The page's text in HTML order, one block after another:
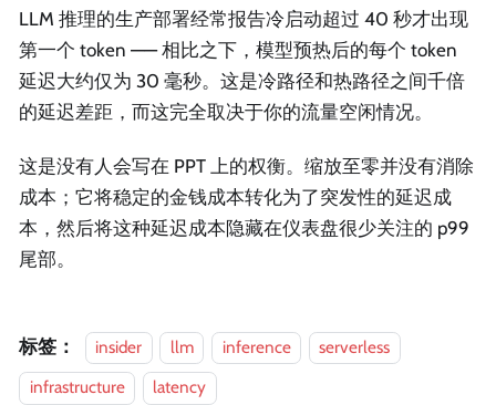
LLM 推理的生产部署经常报告冷启动超过 40 秒才出现
第一个 token —— 相比之下，模型预热后的每个 token
延迟大约仅为 30 毫秒。这是冷路径和热路径之间千倍
的延迟差距，而这完全取决于你的流量空闲情况。
这是没有人会写在 PPT 上的权衡。缩放至零并没有消除
成本；它将稳定的金钱成本转化为了突发性的延迟成
本，然后将这种延迟成本隐藏在仪表盘很少关注的 p99
尾部。
标签： insider llm inference
serverless
infrastructure
latency